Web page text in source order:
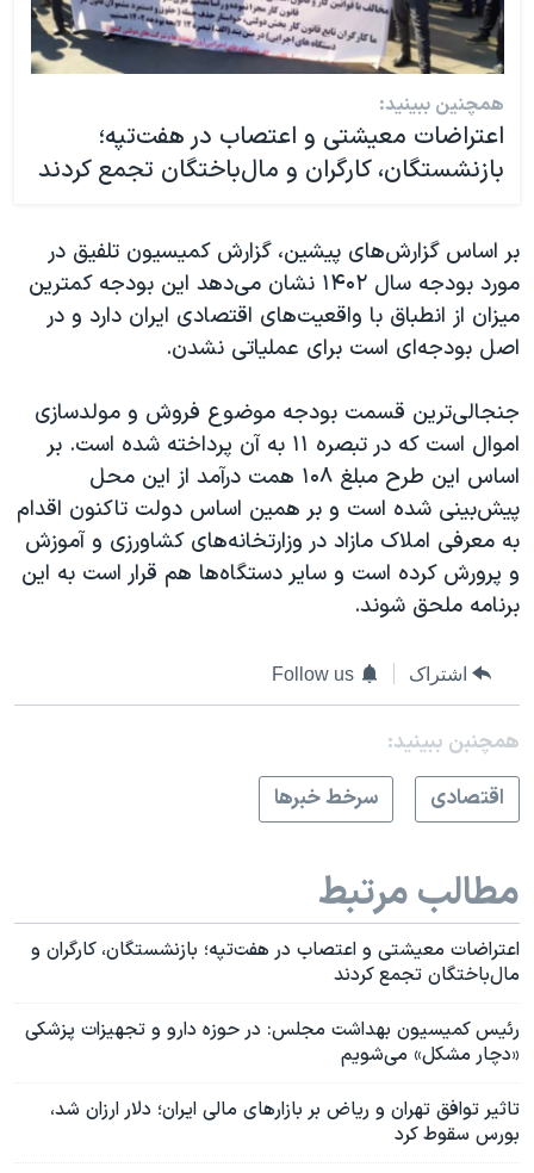
همچنین ببینید:
اعتراضات معیشتی و اعتصاب در هفت‌تپه؛
بازنشستگان، کارگران و مال‌باختگان تجمع کردند
بر اساس گزارش‌های پیشین، گزارش کمیسیون تلفیق در
مورد بودجه سال ۱۴۰۲ نشان می‌دهد این بودجه کمترین
میزان از انطباق با واقعیت‌های اقتصادی ایران دارد و در
اصل بودجه‌ای است برای عملیاتی نشدن.
جنجالی‌ترین قسمت بودجه موضوع فروش و مولدسازی
اموال است که در تبصره ۱۱ به آن پرداخته شده است. بر
اساس این طرح مبلغ ۱۰۸ همت درآمد از این محل
پیش‌بینی شده است و بر همین اساس دولت تاکنون اقدام
به معرفی املاک مازاد در وزارتخانه‌های کشاورزی و آموزش
و پرورش کرده است و سایر دستگاه‌ها هم قرار است به این
برنامه ملحق شوند.
اشتراک Follow us
همچنبن ببینید:
اقتصادی
سرخط خبرها
مطالب مرتبط
اعتراضات معیشتی و اعتصاب در هفت‌تپه؛ بازنشستگان، کارگران و
مال‌باختگان تجمع کردند
رئیس کمیسیون بهداشت مجلس: در حوزه دارو و تجهیزات پزشکی
«دچار مشکل» می‌شویم
تاثیر توافق تهران و ریاض بر بازارهای مالی ایران؛ دلار ارزان شد،
بورس سقوط کرد